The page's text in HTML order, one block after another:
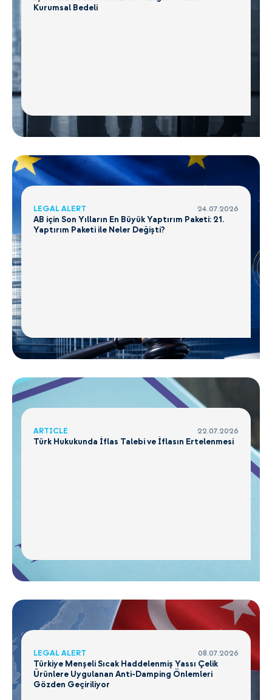
Kurumsal Bedeli
LEGAL ALERT 24.07.2026
AB için Son Yılların En Büyük Yaptırım Paketi: 21.
Yaptırım Paketi ile Neler Değişti?
ARTICLE 22.07.2026
Türk Hukukunda İflas Talebi ve İflasın Ertelenmesi
LEGAL ALERT 08.07.2026
Türkiye Menşeli Sıcak Haddelenmiş Yassı Çelik
Ürünlere Uygulanan Anti-Damping Önlemleri
Gözden Geçiriliyor